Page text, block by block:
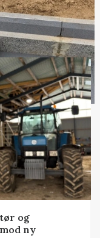
og
ny